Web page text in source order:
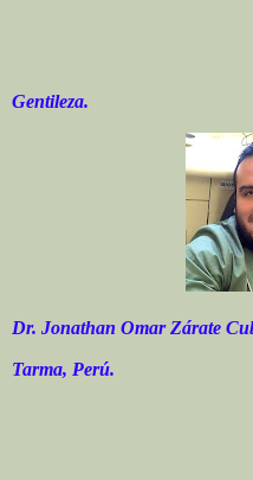
Gentileza.
Dr. Jonathan Omar Zárate
Tarma, Perú.